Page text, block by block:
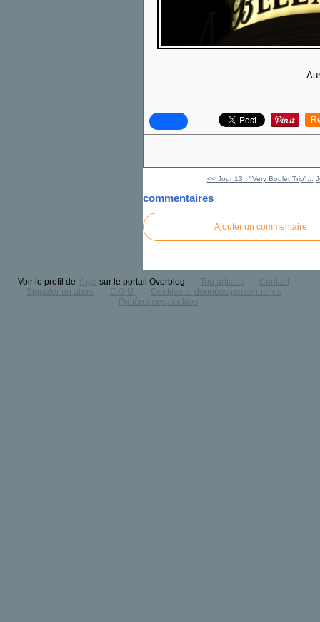
<< Jour 13 : "Very Boulet Trip"...
commentaires
Ajouter un commentaire
Voir le profil de Yoyo sur le portail Overblog Top articles
Contact
Signaler un abus
C.G.U.
Cookies et données personnelles
Préférences cookies